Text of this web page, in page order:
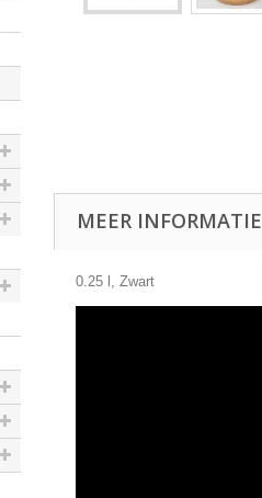
MEER INFORMATIE
0.25 l, Zwart